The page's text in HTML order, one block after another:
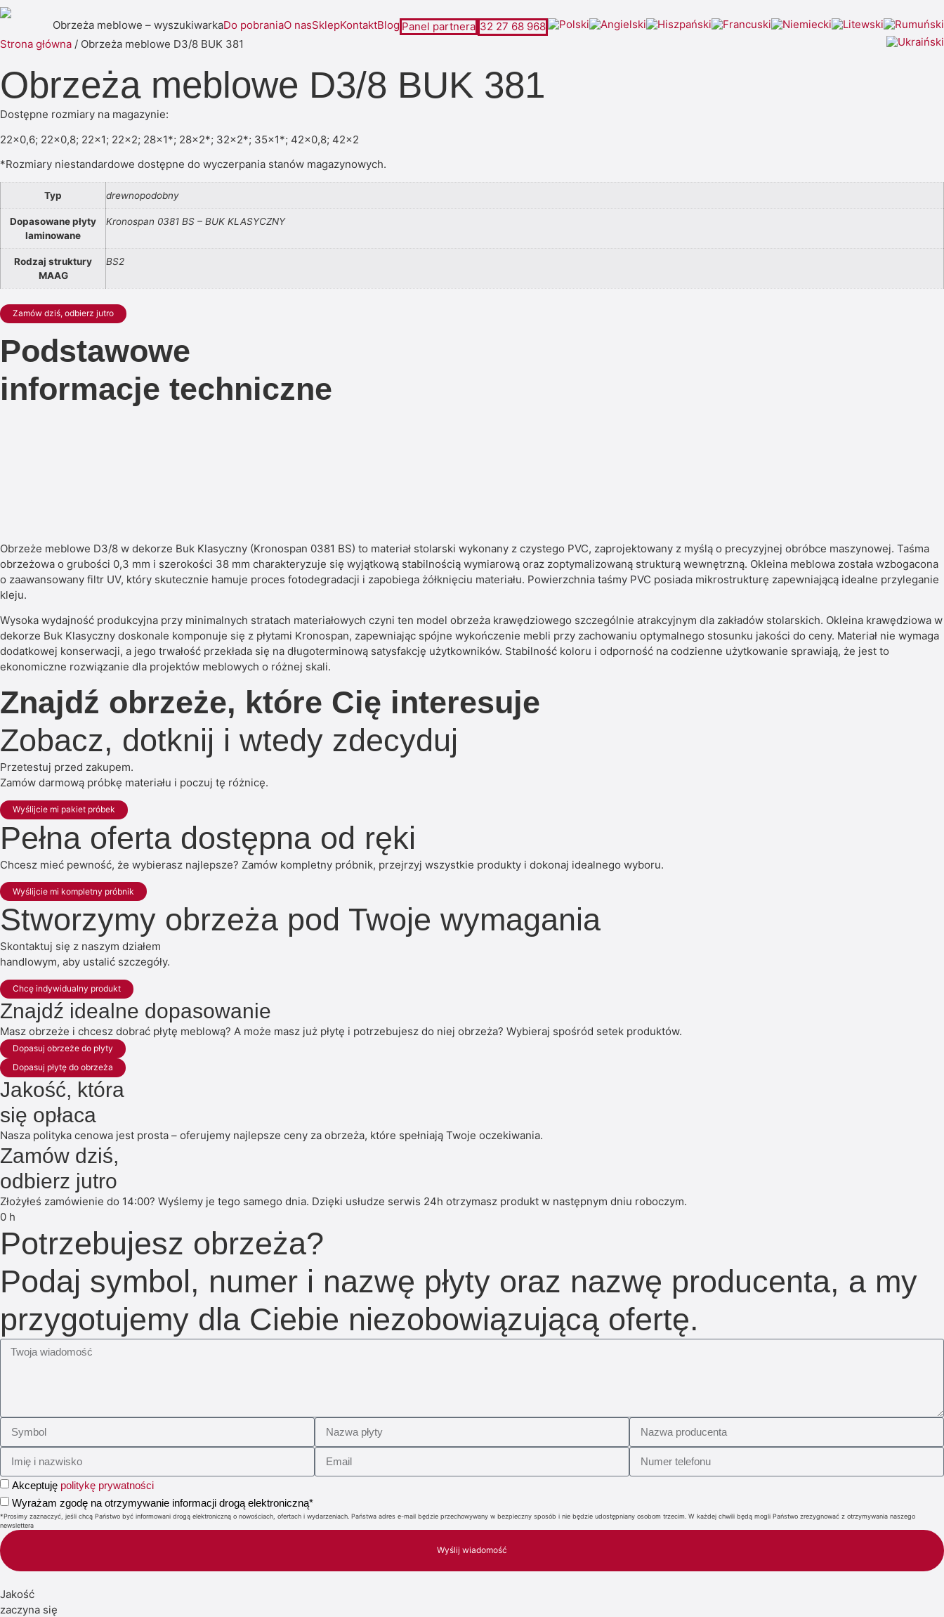
Obrzeża meblowe – wyszukiwarkaDo pobraniaO nasSklepKontaktBlog Panel partnera 32 27 68 968
Strona główna / Obrzeża meblowe D3/8 BUK 381
Obrzeża meblowe D3/8 BUK 381
Dostępne rozmiary na magazynie:
22×0,6; 22×0,8; 22×1; 22×2; 28×1*; 28×2*; 32×2*; 35×1*; 42×0,8; 42×2
*Rozmiary niestandardowe dostępne do wyczerpania stanów magazynowych.
Typ drewnopodobny
Dopasowane płyty
laminowane
Kronospan 0381 BS – BUK KLASYCZNY
Rodzaj struktury
MAAG
BS2
Zamów dziś, odbierz jutro
Podstawowe
informacje techniczne
Obrzeże meblowe D3/8 w dekorze Buk Klasyczny (Kronospan 0381 BS) to materiał stolarski wykonany z czystego PVC, zaprojektowany z myślą o precyzyjnej obróbce maszynowej. Taśma
obrzeżowa o grubości 0,3 mm i szerokości 38 mm charakteryzuje się wyjątkową stabilnością wymiarową oraz zoptymalizowaną strukturą wewnętrzną. Okleina meblowa została wzbogacona
o zaawansowany filtr UV, który skutecznie hamuje proces fotodegradacji i zapobiega żółknięciu materiału. Powierzchnia taśmy PVC posiada mikrostrukturę zapewniającą idealne przyleganie
kleju.
Wysoka wydajność produkcyjna przy minimalnych stratach materiałowych czyni ten model obrzeża krawędziowego szczególnie atrakcyjnym dla zakładów stolarskich. Okleina krawędziowa w
dekorze Buk Klasyczny doskonale komponuje się z płytami Kronospan, zapewniając spójne wykończenie mebli przy zachowaniu optymalnego stosunku jakości do ceny. Materiał nie wymaga
dodatkowej konserwacji, a jego trwałość przekłada się na długoterminową satysfakcję użytkowników. Stabilność koloru i odporność na codzienne użytkowanie sprawiają, że jest to
ekonomiczne rozwiązanie dla projektów meblowych o różnej skali.
Znajdź obrzeże, które Cię interesuje
Zobacz, dotknij i wtedy zdecyduj
Przetestuj przed zakupem.
Zamów darmową próbkę materiału i poczuj tę różnicę.
Wyślijcie mi pakiet próbek
Pełna oferta dostępna od ręki
Chcesz mieć pewność, że wybierasz najlepsze? Zamów kompletny próbnik, przejrzyj wszystkie produkty i dokonaj idealnego wyboru.
Wyślijcie mi kompletny próbnik
Stworzymy obrzeża pod Twoje wymagania
Skontaktuj się z naszym działem
handlowym, aby ustalić szczegóły.
Chcę indywidualny produkt
Znajdź idealne dopasowanie
Masz obrzeże i chcesz dobrać płytę meblową? A może masz już płytę i potrzebujesz do niej obrzeża? Wybieraj spośród setek produktów.
Dopasuj obrzeże do płyty
Dopasuj płytę do obrzeża
Jakość, która
się opłaca
Nasza polityka cenowa jest prosta – oferujemy najlepsze ceny za obrzeża, które spełniają Twoje oczekiwania.
Zamów dziś,
odbierz jutro
Złożyłeś zamówienie do 14:00? Wyślemy je tego samego dnia. Dzięki usłudze serwis 24h otrzymasz produkt w następnym dniu roboczym.
0 h
Potrzebujesz obrzeża?
Podaj symbol, numer i nazwę płyty oraz nazwę producenta, a my
przygotujemy dla Ciebie niezobowiązującą ofertę.
Akceptuję politykę prywatności
Wyrażam zgodę na otrzymywanie informacji drogą elektroniczną*
*Prosimy zaznaczyć, jeśli chcą Państwo być informowani drogą elektroniczną o nowościach, ofertach i wydarzeniach. Państwa adres e-mail będzie przechowywany w bezpieczny sposób i nie będzie udostępniany osobom trzecim. W każdej chwili będą mogli Państwo zrezygnować z otrzymywania naszego
newslettera
Wyślij wiadomość
Jakość
zaczyna się